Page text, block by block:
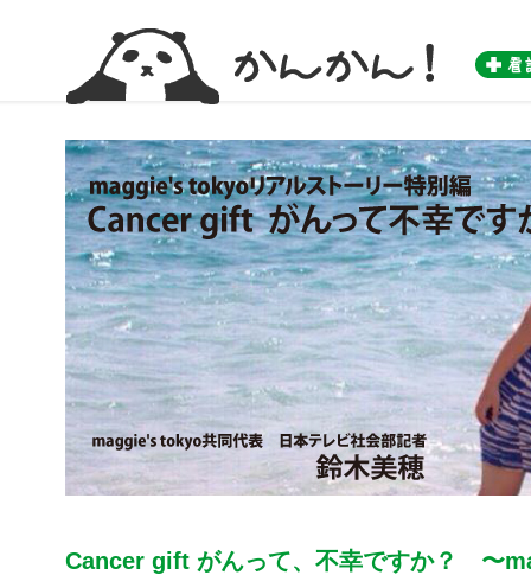
Cancer gift がんって、不幸ですか？ 〜